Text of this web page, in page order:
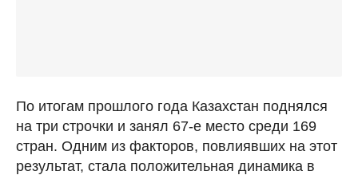
По итогам прошлого года Казахстан поднялся
на три строчки и занял 67-е место среди 169
стран. Одним из факторов, повлиявших на этот
результат, стала положительная динамика в